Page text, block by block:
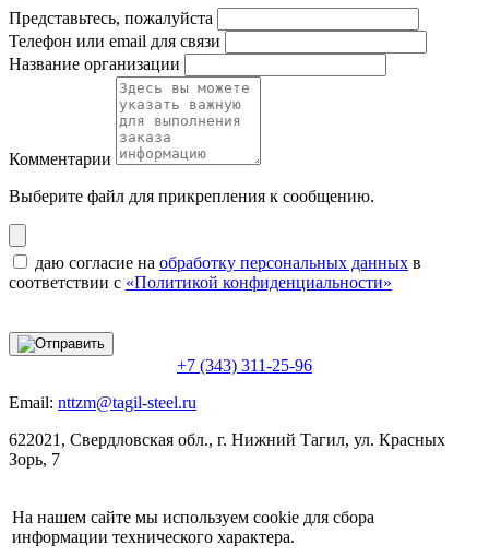
Представьтесь, пожалуйста
Телефон или email для связи
Название организации
Комментарии
Выберите файл для прикрепления к сообщению.
даю согласие на обработку персональных данных в
соответствии с «Политикой конфиденциальности»
+7 (343) 311-25-96
Email: nttzm@tagil-steel.ru
622021, Свердловская обл., г. Нижний Тагил, ул. Красных
Зорь, 7
На нашем сайте мы используем cookie для сбора
информации технического характера.